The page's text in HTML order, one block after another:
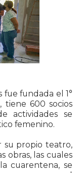
fue fundada el 1°
tiene 600 socios
actividades se
femenino.
su propio teatro,
obras, las cuales
cuarentena, se